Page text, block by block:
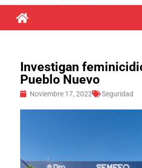
Investigan
Pueblo Nuevo
Noviembre 17, 2022 Seguridad